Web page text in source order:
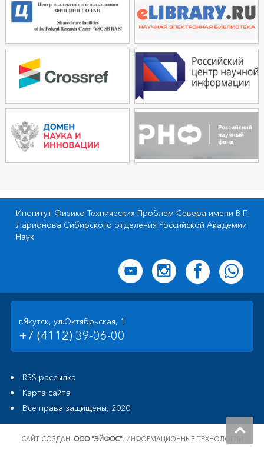
Институт Физико-Технических Проблем Севера имени В.П.
Ларионова Сибирского отделения Российской Академии
Наук
г.Якутск, ул.Октябрьская, 1
+7 (4112) 39-06-00
RSS-рассылка
Карта сайта
Все права защищены, 2020
САЙТ СОЗДАН: ООО "ЭЙФОС". ИНФОРМАЦИОННЫЕ ТЕХНОЛОГИИ